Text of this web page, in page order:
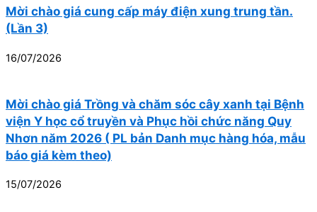
Mời chào giá cung cấp máy điện xung trung tần.
(Lần 3)
16/07/2026
Mời chào giá Trồng và chăm sóc cây xanh tại Bệnh
viện Y học cổ truyền và Phục hồi chức năng Quy
Nhơn năm 2026 ( PL bản Danh mục hàng hóa, mẫu
báo giá kèm theo)
15/07/2026